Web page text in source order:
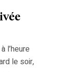
l’heure
le soir,